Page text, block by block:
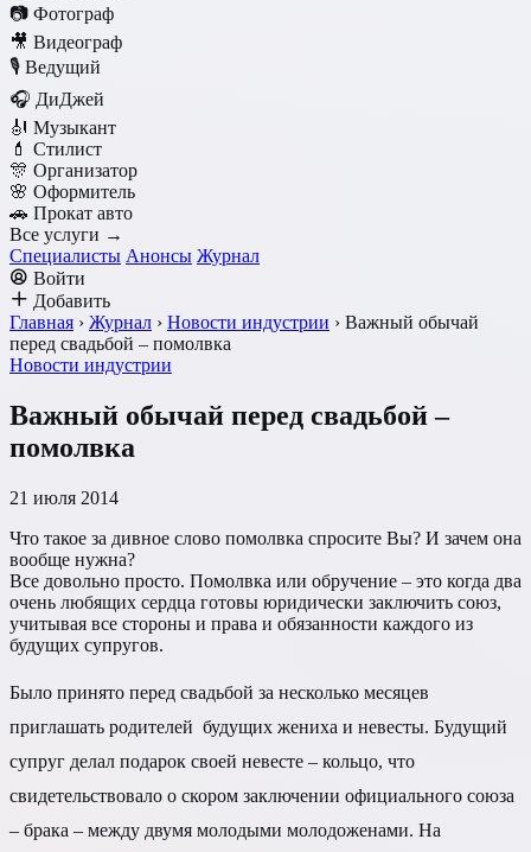
📷 Фотограф
🎥 Видеограф
🎙️ Ведущий
🎧 ДиДжей
🎻 Музыкант
💄 Стилист
🎊 Организатор
🌸 Оформитель
🚗 Прокат авто
Все услуги →
Специалисты Анонсы Журнал
Войти
Добавить
Главная › Журнал › Новости индустрии › Важный обычай
перед свадьбой – помолвка
Новости индустрии
Важный обычай перед свадьбой –
помолвка
21 июля 2014
Что такое за дивное слово помолвка спросите Вы? И зачем она
вообще нужна?
Все довольно просто. Помолвка или обручение – это когда два
очень любящих сердца готовы юридически заключить союз,
учитывая все стороны и права и обязанности каждого из
будущих супругов.
Было принято перед свадьбой за несколько месяцев
приглашать родителей будущих жениха и невесты. Будущий
супруг делал подарок своей невесте – кольцо, что
свидетельствовало о скором заключении официального союза
– брака – между двумя молодыми молодоженами. На